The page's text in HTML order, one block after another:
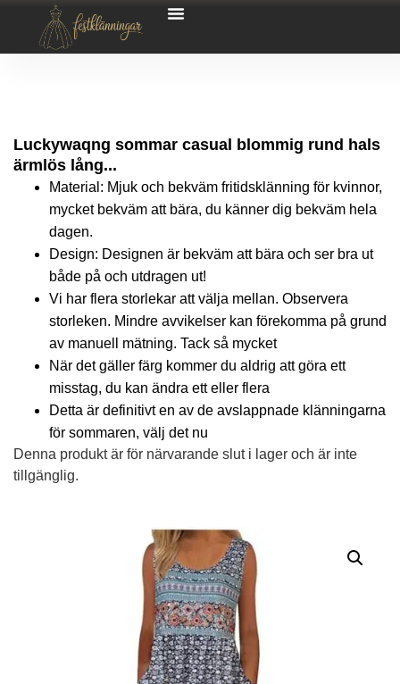
Luckywaqng sommar casual blommig rund hals
ärmlös lång...
Material: Mjuk och bekväm fritidsklänning för kvinnor,
mycket bekväm att bära, du känner dig bekväm hela
dagen.
Design: Designen är bekväm att bära och ser bra ut
både på och utdragen ut!
Vi har flera storlekar att välja mellan. Observera
storleken. Mindre avvikelser kan förekomma på grund
av manuell mätning. Tack så mycket
När det gäller färg kommer du aldrig att göra ett
misstag, du kan ändra ett eller flera
Detta är definitivt en av de avslappnade klänningarna
för sommaren, välj det nu
Denna produkt är för närvarande slut i lager och är inte
tillgänglig.